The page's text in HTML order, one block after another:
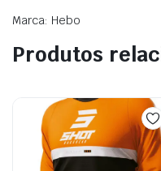
Marca: Hebo
Produtos